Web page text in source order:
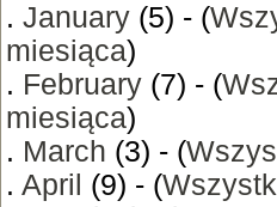
. January (5) - (
miesiąca)
. February (7) - (
miesiąca)
. March (3) - (
. April (9) - (